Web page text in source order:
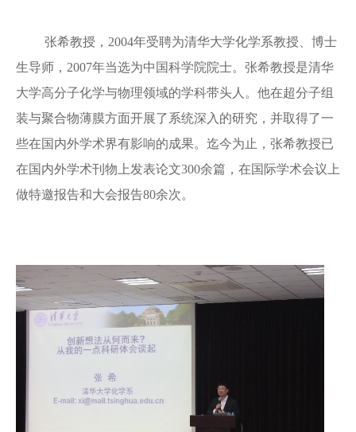
张希教授，2004年受聘为清华大学化学系教授、博士
生导师，2007年当选为中国科学院院士。张希教授是清华
大学高分子化学与物理领域的学科带头人。他在超分子组
装与聚合物薄膜方面开展了系统深入的研究，并取得了一
些在国内外学术界有影响的成果。迄今为止，张希教授已
在国内外学术刊物上发表论文300余篇，在国际学术会议上
做特邀报告和大会报告80余次。